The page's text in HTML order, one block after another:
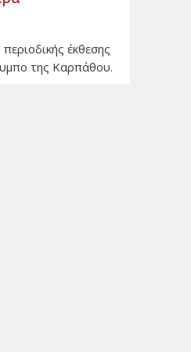
έκθεσης
της Καρπάθου.